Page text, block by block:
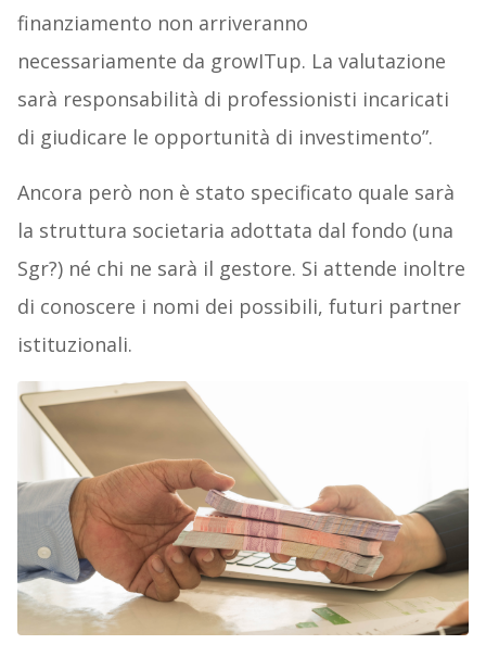
finanziamento non arriveranno
necessariamente da growITup. La valutazione
sarà responsabilità di professionisti incaricati
di giudicare le opportunità di investimento”.
Ancora però non è stato specificato quale sarà
la struttura societaria adottata dal fondo (una
Sgr?) né chi ne sarà il gestore. Si attende inoltre
di conoscere i nomi dei possibili, futuri partner
istituzionali.